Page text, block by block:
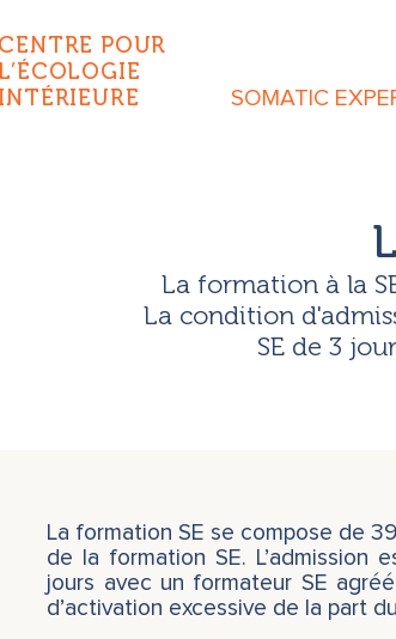
CENTRE POUR
INTÉRIEURE
SOMATIC
La formation à la
La condition
SE de 3
La formation SE se compose de
de la formation SE. L’admission
jours avec un formateur SE
d’activation excessive de la part